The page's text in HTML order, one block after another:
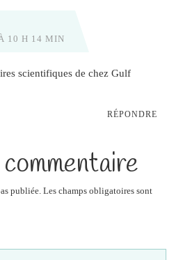
10 H 14 MIN
scientifiques de chez Gulf
RÉPONDRE
publiée. Les champs obligatoires sont